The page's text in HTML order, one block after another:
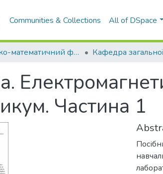
Communities & Collections All of DSpace
Фізико-математичний факультет (ФМФ)
Частина 1